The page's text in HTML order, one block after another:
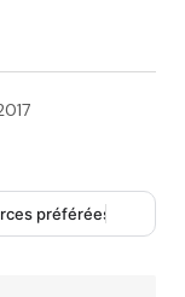
préférées